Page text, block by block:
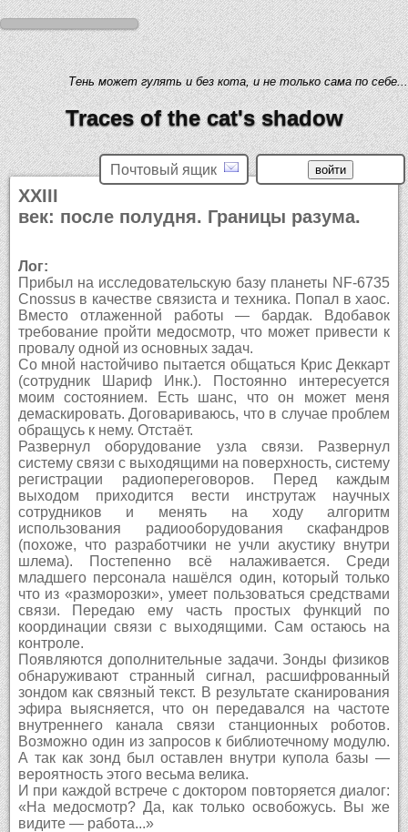
Тень может гулять и без кота, и не только сама по себе...
Traces of the cat's shadow
Почтовый ящик
XXIII
век: после полудня. Границы разума.
Лог:
Прибыл на исследовательскую базу планеты NF-6735
Cnossus в качестве связиста и техника. Попал в хаос.
Вместо отлаженной работы — бардак. Вдобавок
требование пройти медосмотр, что может привести к
провалу одной из основных задач.
Со мной настойчиво пытается общаться Крис Деккарт
(сотрудник Шариф Инк.). Постоянно интересуется
моим состоянием. Есть шанс, что он может меня
демаскировать. Договариваюсь, что в случае проблем
обращусь к нему. Отстаёт.
Развернул оборудование узла связи. Развернул
систему связи с выходящими на поверхность, систему
регистрации радиопереговоров. Перед каждым
выходом приходится вести инструтаж научных
сотрудников и менять на ходу алгоритм
использования радиооборудования скафандров
(похоже, что разработчики не учли акустику внутри
шлема). Постепенно всё налаживается. Среди
младшего персонала нашёлся один, который только
что из «разморозки», умеет пользоваться средствами
связи. Передаю ему часть простых функций по
координации связи с выходящими. Сам остаюсь на
контроле.
Появляются дополнительные задачи. Зонды физиков
обнаруживают странный сигнал, расшифрованный
зондом как связный текст. В результате сканирования
эфира выясняется, что он передавался на частоте
внутреннего канала связи станционных роботов.
Возможно один из запросов к библиотечному модулю.
А так как зонд был оставлен внутри купола базы —
вероятность этого весьма велика.
И при каждой встрече с доктором повторяется диалог:
«На медосмотр? Да, как только освобожусь. Вы же
видите — работа...»